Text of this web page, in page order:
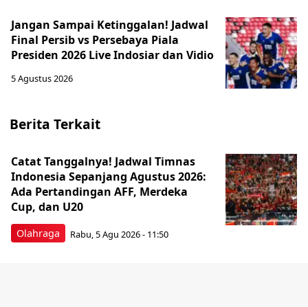
Jangan Sampai Ketinggalan! Jadwal
Final Persib vs Persebaya Piala
Presiden 2026 Live Indosiar dan Vidio
5 Agustus 2026
Berita Terkait
Olahraga
Catat Tanggalnya! Jadwal Timnas
Indonesia Sepanjang Agustus 2026:
Ada Pertandingan AFF, Merdeka
Cup, dan U20
Rabu, 5 Agu 2026 - 11:50